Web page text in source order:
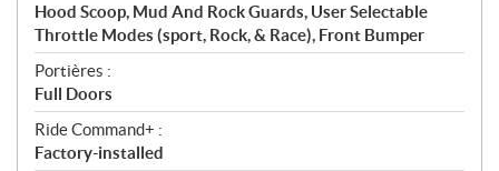
Hood Scoop, Mud And Rock Guards, User Selectable
Throttle Modes (sport, Rock, & Race), Front Bumper
Portières :
Full Doors
Ride Command+ :
Factory-installed